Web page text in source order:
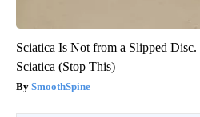
Sciatica Is Not from a Slipped
Sciatica (Stop This)
SmoothSpine